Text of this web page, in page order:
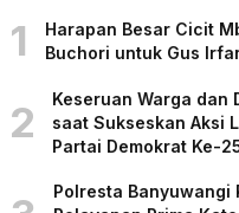
1
Harapan Besar Cicit
Buchori untuk Gus
2
Keseruan Warga dan
saat Sukseskan Aksi
Partai Demokrat Ke-
Polresta Banyuwangi